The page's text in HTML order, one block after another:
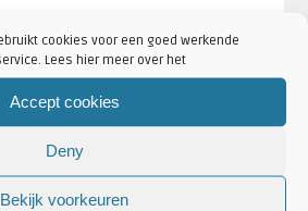
cookies voor een goed werkende
Lees hier meer over het
Accept cookies
Deny
Bekijk voorkeuren